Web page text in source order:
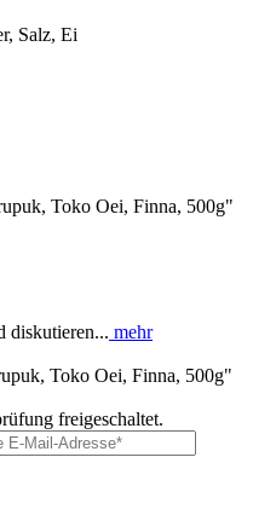
Salz, Ei
Toko Oei, Finna, 500g"
diskutieren... mehr
Toko Oei, Finna, 500g"
freigeschaltet.